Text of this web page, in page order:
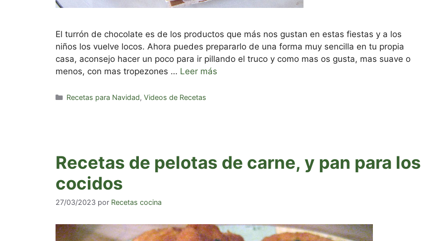
El turrón de chocolate es de los productos que más nos gustan en estas fiestas y a los
niños los vuelve locos. Ahora puedes prepararlo de una forma muy sencilla en tu propia
casa, aconsejo hacer un poco para ir pillando el truco y como mas os gusta, mas suave o
menos, con mas tropezones … Leer más
Categorías
Recetas para Navidad, Videos de Recetas
Recetas de pelotas de carne, y pan para los
cocidos
27/03/2023 por Recetas cocina